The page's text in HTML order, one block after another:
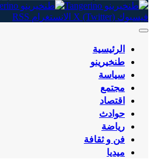
فيسبوك X (Twitter) الانستغرام RSS
الرئيسية
طنخيرينو
سياسة
مجتمع
اقتصاد
حوادث
رياضة
فن و ثقافة
ميديا